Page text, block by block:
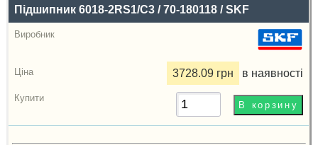
Підшипник 6018-2RS1/C3 / 70-180118 / SKF
3728.09 грн в наявності